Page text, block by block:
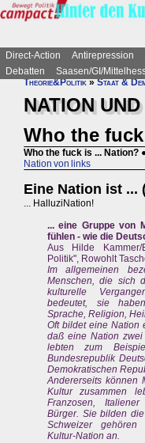
Direct-Action Antirepression
Debatten
Saasen/GI/
Theorie&Politik»Staat &
NATION
Who the
Who the fuck is ... Nation?
Nation von links
Eine Nation ist ...
... HalluziNation!
... eine Gruppe von
fühlen - wie die
Aus Hilde Kammer/
Politik", Rowohlt
Im allgemeinen
Menschen, die sich
kulturelle
bedeutet, sie
Sprache, Religion,
Oft bildet eine Nation
daß eine Nation
lebten zum
Bundesrepublik
Demokratischen
Andererseits können
Kultur zusammen
Franzosen,
Bürger. Sie bilden
Schweizer gehören
Kultur-Nation an.